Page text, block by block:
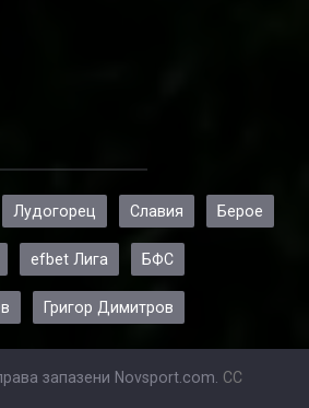
Лудогорец Славия Берое
efbet Лига БФС
Григор Димитров
запазени Novsport.com. CC